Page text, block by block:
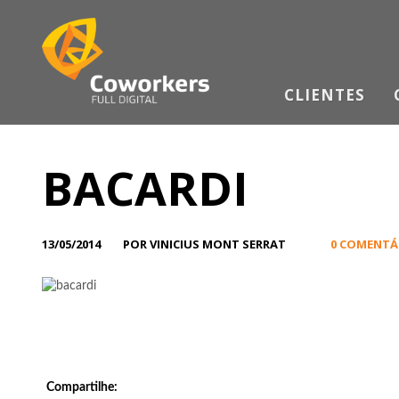
CLIENTES
BACARDI
13/05/2014 POR VINICIUS MONT SERRAT 0
Compartilhe: